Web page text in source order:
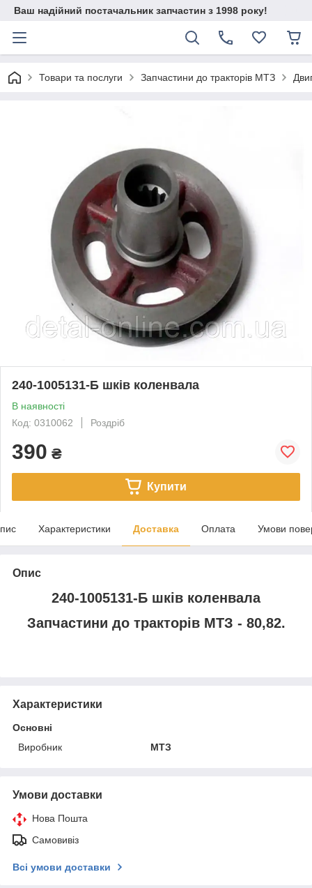
Ваш надійний постачальник запчастин з 1998 року!
Товари та послуги Запчастини до тракторів МТЗ
240-1005131-Б шків коленвала
В наявності
Код: 0310062
Роздріб
390 ₴
Купити
Характеристики Доставка Оплата Умови
Опис
240-1005131-Б шків коленвала
Запчастини до тракторів МТЗ - 80,82.
Характеристики
Основні
Виробник
МТЗ
Умови доставки
Нова Пошта
Самовивіз
Всі умови доставки